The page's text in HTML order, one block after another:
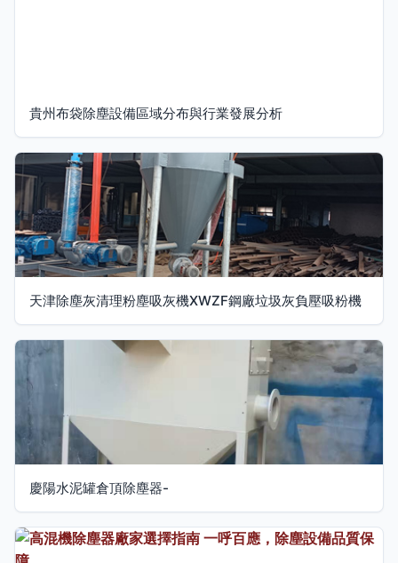
貴州布袋除塵設備區域分布與行業發展分析
天津除塵灰清理粉塵吸灰機XWZF鋼廠垃圾灰負壓吸粉機
慶陽水泥罐倉頂除塵器-